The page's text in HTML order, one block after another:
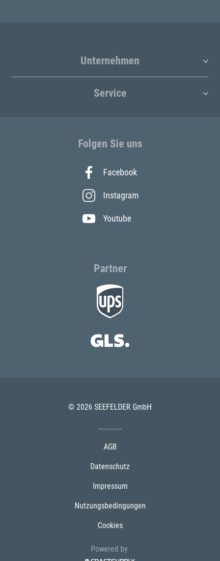
Unternehmen
Service
Folgen Sie uns
Facebook
Instagram
Youtube
Partner
© 2026 SEEFELDER GmbH
AGB
Datenschutz
Impressum
Nutzungsbedingungen
Cookies
Powered by